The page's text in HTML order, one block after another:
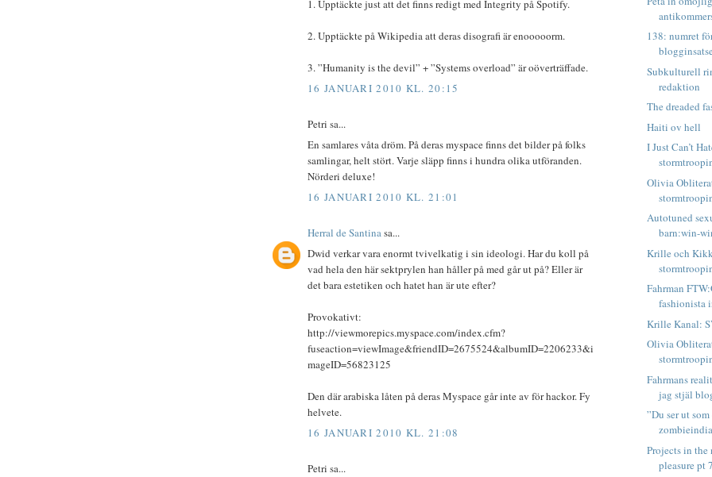
1. Upptäckte just att det finns redigt med Integrity på Spotify.
2. Upptäckte på Wikipedia att deras disografi är enooooorm.
3. ”Humanity is the devil” + ”Systems overload” är oöverträffade.
16 JANUARI 2010 KL. 20:15
Petri sa...
En samlares våta dröm. På deras myspace finns det bilder på folks
samlingar, helt stört. Varje släpp finns i hundra olika utföranden.
Nörderi deluxe!
16 JANUARI 2010 KL. 21:01
Herral de Santinasa...
Dwid verkar vara enormt tvivelkatig i sin ideologi. Har du koll på
vad hela den här sektprylen han håller på med går ut på? Eller är
det bara estetiken och hatet han är ute efter?
Provokativt:
http://viewmorepics.myspace.com/index.cfm?
fuseaction=viewImage&friendID=2675524&albumID=2206233&i
mageID=56823125
Den där arabiska låten på deras Myspace går inte av för hackor. Fy
helvete.
16 JANUARI 2010 KL. 21:08
Petri sa...
138: numret
Subkulturell
redaktion
The dreaded
Haiti ov hell
I Just Can’t
Olivia
Autotuned
barn:win-
Krille och
Fahrman
fashionista
Krille Kanal:
Olivia
Fahrmans
jag stjäl
”Du ser ut
Projects in
pleasure pt